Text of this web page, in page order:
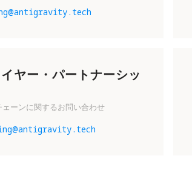
ヤー・パートナーシッ
ェーンに関するお問い合わせ